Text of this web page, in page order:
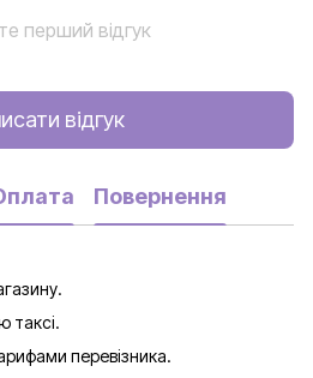
перший відгук
відгук
Повернення
таксі.
перевізника.